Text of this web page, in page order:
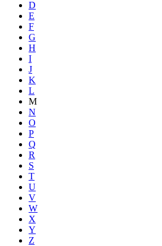
D
E
F
G
H
I
J
K
L
M
N
O
P
Q
R
S
T
U
V
W
X
Y
Z